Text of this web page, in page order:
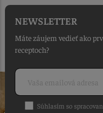
NEWSLETTER
Máte záujem vedieť ako
receptoch?
Súhlasím so